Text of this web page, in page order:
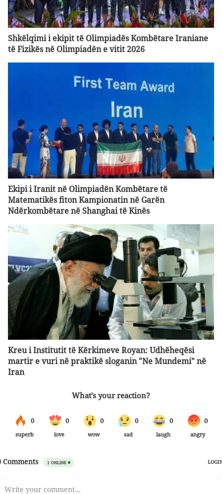
Shkëlqimi i ekipit të Olimpiadës Kombëtare Iraniane
të Fizikës në Olimpiadën e vitit 2026
Ekipi i Iranit në Olimpiadën Kombëtare të
Matematikës fiton Kampionatin në Garën
Ndërkombëtare në Shanghai të Kinës
Kreu i Institutit të Kërkimeve Royan: Udhëheqësi
martir e vuri në praktikë sloganin "Ne Mundemi" në
Iran